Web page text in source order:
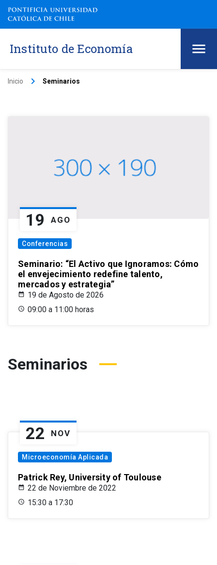
Instituto de Economía
Inicio keyboard_arrow_right Seminarios
19 AGO
Conferencias
Seminario: “El Activo que Ignoramos: Cómo
el envejecimiento redefine talento,
mercados y estrategia”
19 de Agosto de 2026
09:00 a 11:00 horas
Seminarios
22 NOV
Microeconomía Aplicada
Patrick Rey, University of Toulouse
22 de Noviembre de 2022
15:30 a 17:30